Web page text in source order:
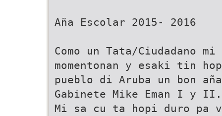
Aña Escolar 2015- 2016
Como un Tata/Ciudadano
momentonan y esaki tin
pueblo di Aruba un bon
Gabinete Mike Eman I y
Mi sa cu ta hopi duro pa